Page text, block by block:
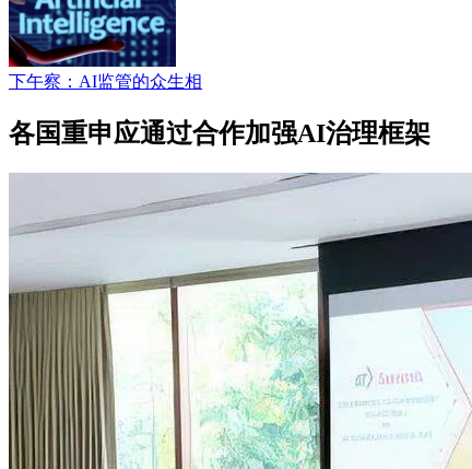
下午察：AI监管的众生相
各国重申应通过合作加强AI治理框架